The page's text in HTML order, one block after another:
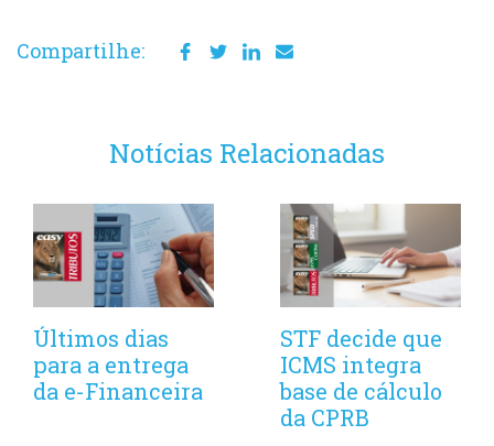
Compartilhe:
Notícias Relacionadas
Últimos dias
para a entrega
da e-Financeira
STF decide que
ICMS integra
base de cálculo
da CPRB